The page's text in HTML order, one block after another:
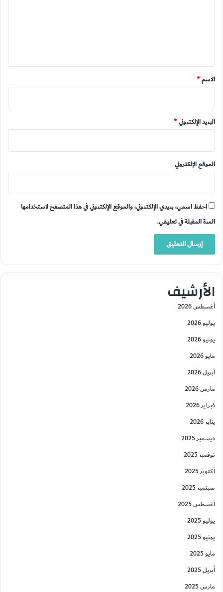
*
الاسم*
البريد الإلكتروني*
الموقع الإلكتروني
احفظ اسمي، بريدي الإلكتروني، والموقع الإلكتروني في هذا المتصفح لاستخدامها
المرة المقبلة في تعليقي.
الأرشيف
أغسطس 2026
يوليو 2026
يونيو 2026
مايو 2026
أبريل 2026
مارس 2026
فبراير 2026
يناير 2026
ديسمبر 2025
نوفمبر 2025
أكتوبر 2025
سبتمبر 2025
أغسطس 2025
يوليو 2025
يونيو 2025
مايو 2025
أبريل 2025
مارس 2025